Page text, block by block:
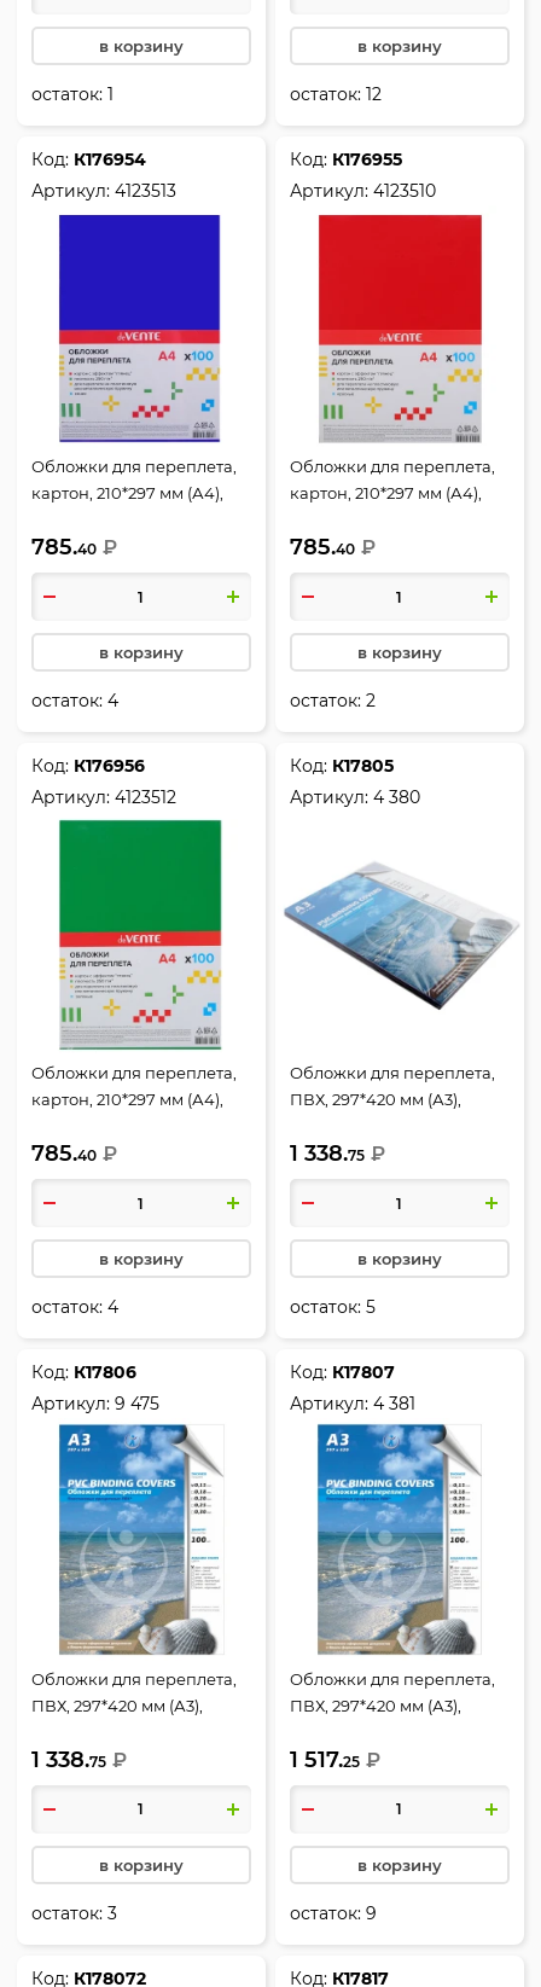
в корзину
остаток:1
в корзину
остаток:12
Код: К176954
Артикул:4123513
Обложки для переплета,
картон, 210*297 мм (А4),
глянец, 100 шт, deVENTE
785.40 ₽
в корзину
остаток:4
Код: К176955
Артикул:4123510
Обложки для переплета,
картон, 210*297 мм (А4),
фактура глянец, 100 шт,
deVENTE
785.40 ₽
в корзину
остаток:2
Код: К176956
Артикул:4123512
Обложки для переплета,
картон, 210*297 мм (А4),
фактура глянец, 100 шт,
deVENTE
785.40 ₽
в корзину
остаток:4
Код: К17805
Артикул:4 380
Обложки для переплета,
ПВХ, 297*420 мм (А3),
шт, РеалИСТ
1 338.75 ₽
в корзину
остаток:5
Код: К17806
Артикул:9 475
Обложки для переплета,
ПВХ, 297*420 мм (А3),
шт
1 338.75 ₽
в корзину
остаток:3
Код: К17807
Артикул:4 381
Обложки для переплета,
ПВХ, 297*420 мм (А3),
шт, РеалИСТ
1 517.25 ₽
в корзину
остаток:9
Код: К178072
Код: К17817